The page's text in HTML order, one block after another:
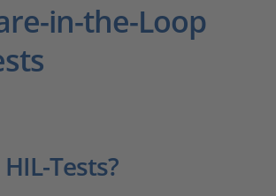
in-the-Loop
Tests?